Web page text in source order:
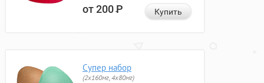
от 200Р Купить
Супер набор
(2х160мг, 4х80мг)